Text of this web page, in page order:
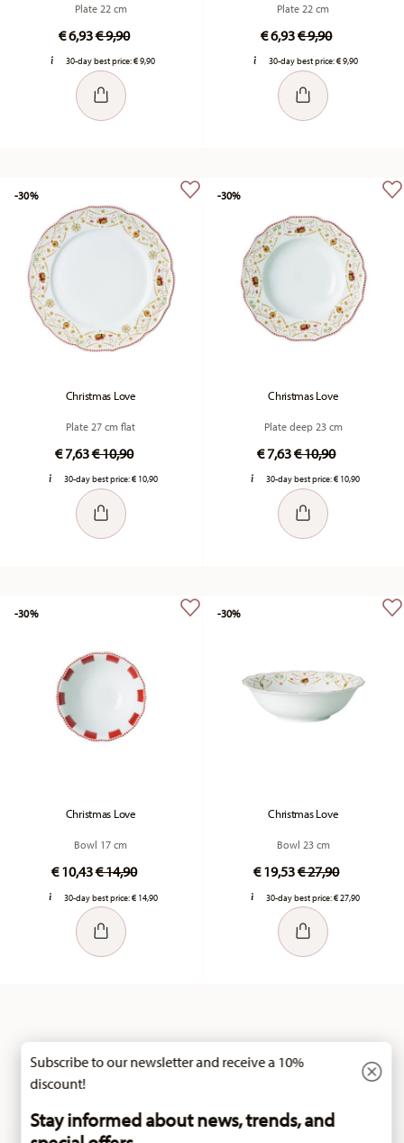
Plate 22 cm
€ 6,93Price reduced from
€ 9,90to
30-day best price:€ 9,90
Plate 22 cm
€ 6,93Price reduced
€ 9,90to
30-day best price:€ 9,90
Christmas Love
Plate 27 cm flat
€ 7,63Price reduced from
€ 10,90to
30-day best price:€ 10,90
-30%
Christmas Love
Plate deep 23 cm
€ 7,63Price reduced
€ 10,90to
30-day best price:€ 10,90
-30%
Christmas Love
Bowl 17 cm
€ 10,43Price reduced from
€ 14,90to
30-day best price:€ 14,90
-30%
Christmas Love
Bowl 23 cm
€ 19,53Price reduced
€ 27,90to
30-day best price:€ 27,90
-30%
You have seen 24 of 106 products
Subscribe to our newsletter and receive a 10%
discount!
Stay informed about news, trends, and